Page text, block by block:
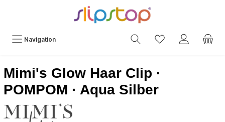
Navigation
Mimi's Glow Haar Clip ·
POMPOM · Aqua Silber